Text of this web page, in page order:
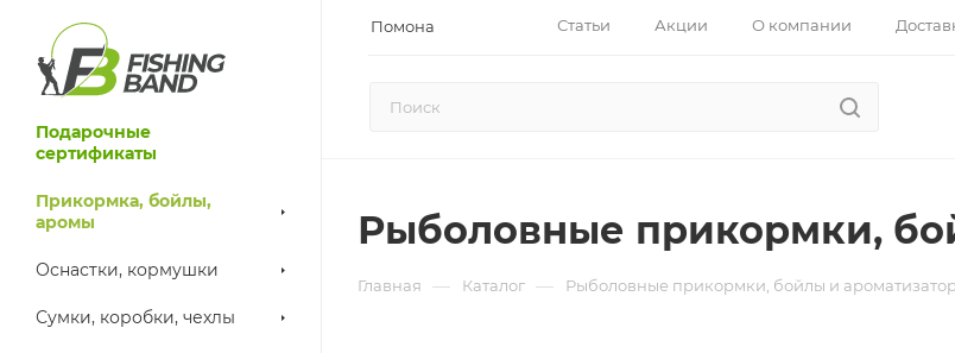
Помона Статьи Акции О компании
Подарочные
сертификаты
Прикормка, бойлы,
аромы
Оснастки, кормушки
Сумки, коробки, чехлы
Рыболовные прикормки,
Главная — Каталог — Рыболовные прикормки, бойлы и